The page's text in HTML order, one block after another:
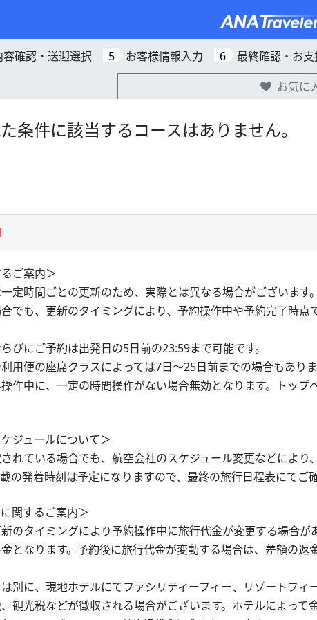
容確認・送迎選択 5 お客様情報入力 6 最終確認・お
お気に
条件に該当するコースはありません。
ご案内＞
定時間ごとの更新のため、実際とは異なる場合がございます
でも、更新のタイミングにより、予約操作中や予約完了時点
びにご予約は出発日の5日前の23:59まで可能です。
利用便の座席クラスによっては7日～25日前までの場合もありま
作中に、一定の時間操作がない場合無効となります。トップ
ジュールについて＞
れている場合でも、航空会社のスケジュール変更などにより
の発着時刻は予定になりますので、最終の旅行日程表にてご
関するご案内＞
のタイミングにより予約操作中に旅行代金が変更する場合が
となります。予約後に旅行代金が変動する場合は、差額の返
別に、現地ホテルにてファシリティーフィー、リゾートフィ
観光税などが徴収される場合がございます。ホテルによって